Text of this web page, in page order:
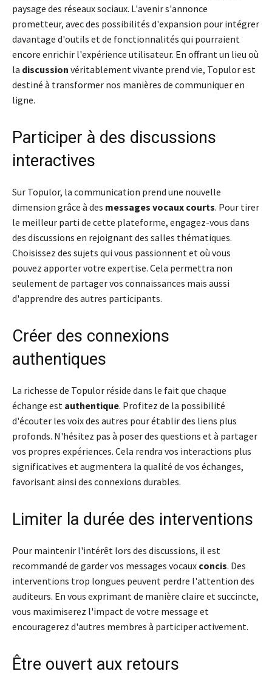
paysage des réseaux sociaux. L'avenir s'annonce
prometteur, avec des possibilités d'expansion pour intégrer
davantage d'outils et de fonctionnalités qui pourraient
encore enrichir l'expérience utilisateur. En offrant un lieu où
la discussion véritablement vivante prend vie, Topulor est
destiné à transformer nos manières de communiquer en
ligne.
Participer à des discussions
interactives
Sur Topulor, la communication prend une nouvelle
dimension grâce à des messages vocaux courts. Pour tirer
le meilleur parti de cette plateforme, engagez-vous dans
des discussions en rejoignant des salles thématiques.
Choisissez des sujets qui vous passionnent et où vous
pouvez apporter votre expertise. Cela permettra non
seulement de partager vos connaissances mais aussi
d'apprendre des autres participants.
Créer des connexions
authentiques
La richesse de Topulor réside dans le fait que chaque
échange est authentique. Profitez de la possibilité
d'écouter les voix des autres pour établir des liens plus
profonds. N'hésitez pas à poser des questions et à partager
vos propres expériences. Cela rendra vos interactions plus
significatives et augmentera la qualité de vos échanges,
favorisant ainsi des connexions durables.
Limiter la durée des interventions
Pour maintenir l'intérêt lors des discussions, il est
recommandé de garder vos messages vocaux concis. Des
interventions trop longues peuvent perdre l'attention des
auditeurs. En vous exprimant de manière claire et succincte,
vous maximiserez l'impact de votre message et
encouragerez d'autres membres à participer activement.
Être ouvert aux retours